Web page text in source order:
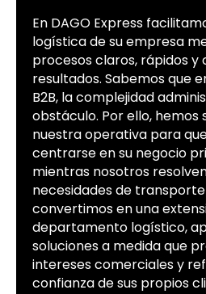
En DAGO Express
logística de su empresa
procesos claros, rápidos y
resultados. Sabemos que
B2B, la complejidad
obstáculo. Por ello, hemos
nuestra operativa para
centrarse en su negocio
mientras nosotros
necesidades de
convertimos en una
departamento logístico,
soluciones a medida que
intereses comerciales y
confianza de sus propios